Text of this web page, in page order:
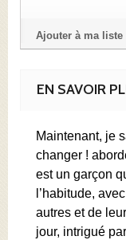
Ajouter à ma liste
EN SAVOIR
Maintenant, je
changer !
est un garçon
l’habitude,
autres et de
jour, intrigué